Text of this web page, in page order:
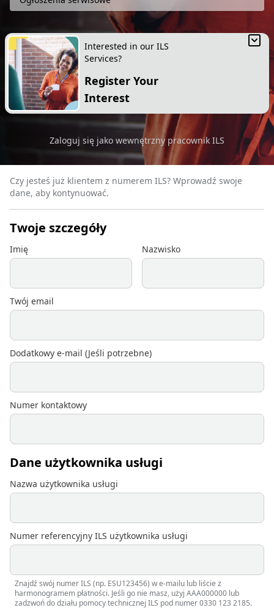
Interested in our ILS
Services?
Register Your
Interest
Zaloguj się jako wewnętrzny pracownik ILS
Sign in with your I.L.S. number
Czy jesteś już klientem z numerem ILS? Wprowadź swoje
dane, aby kontynuować.
Twoje szczegóły
Imię Nazwisko
Twój email
Dodatkowy e-mail (Jeśli potrzebne)
Numer kontaktowy
Dane użytkownika usługi
Nazwa użytkownika usługi
Numer referencyjny ILS użytkownika usługi
Znajdź swój numer ILS (np. ESU123456) w e-mailu lub liście z
harmonogramem płatności. Jeśli go nie masz, użyj AAA000000 lub
zadzwoń do działu pomocy technicznej ILS pod numer 0330 123 2185.